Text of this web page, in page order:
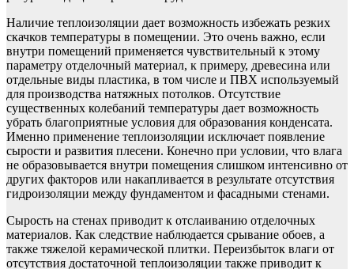
Наличие теплоизоляции дает возможность избежать резких
скачков температуры в помещении. Это очень важно, если
внутри помещений применяется чувствительный к этому
параметру отделочный материал, к примеру, древесина или
отдельные виды пластика, в том числе и ПВХ используемый
для производства натяжных потолков. Отсутствие
существенных колебаний температуры дает возможность
убрать благоприятные условия для образования конденсата.
Именно применение теплоизоляции исключает появление
сырости и развития плесени. Конечно при условии, что влага
не образовывается внутри помещения слишком интенсивно от
других факторов или накапливается в результате отсутствия
гидроизоляции между фундаментом и фасадными стенами.
Сырость на стенах приводит к отслаиванию отделочных
материалов. Как следствие наблюдается срывание обоев, а
также тяжелой керамической плитки. Переизбыток влаги от
отсутствия достаточной теплоизоляции также приводит к